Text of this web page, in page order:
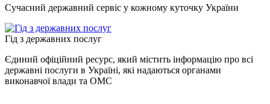
Сучасний державний сервіс у кожному куточку України
Гід з державних послуг
Єдиний офіційний ресурс, який містить інформацію про всі
державні послуги в Україні, які надаються органами
виконавчої влади та ОМС